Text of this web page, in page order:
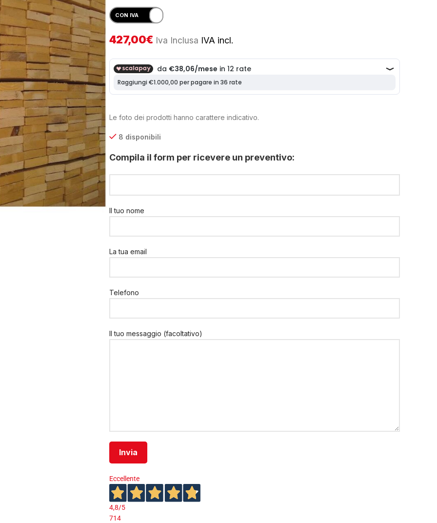
427,00€ Iva Inclusa IVA incl.
Le foto dei prodotti hanno carattere indicativo.
8 disponibili
Compila il form per ricevere un preventivo:
Il tuo nome
La tua email
Telefono
Il tuo messaggio (facoltativo)
Eccellente
4,8/5
714